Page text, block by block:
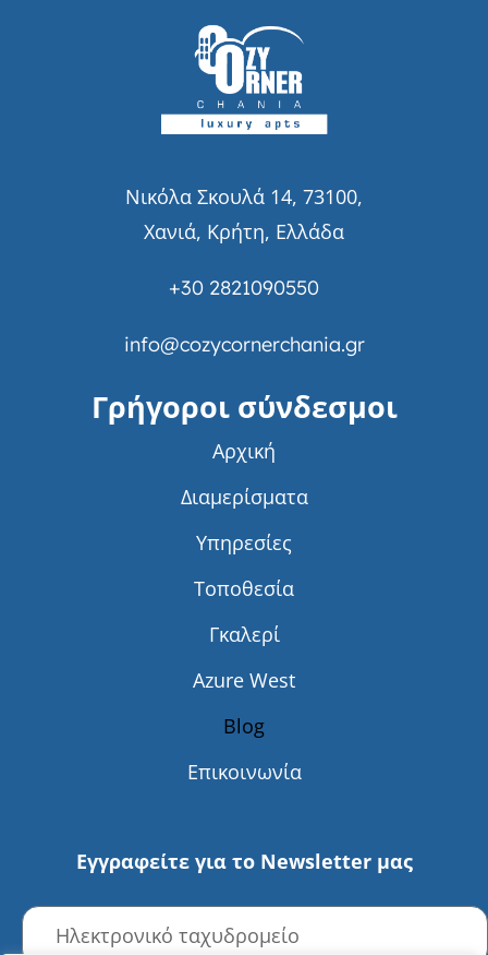
Νικόλα Σκουλά 14, 73100,
Χανιά, Κρήτη, Ελλάδα
+30 2821090550
info@cozycornerchania.gr
Γρήγοροι σύνδεσμοι
Αρχική
Διαμερίσματα
Υπηρεσίες
Τοποθεσία
Γκαλερί
Azure West
Blog
Επικοινωνία
Εγγραφείτε για το Newsletter μας